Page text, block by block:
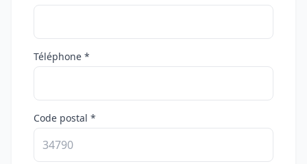
Téléphone *
Code postal *